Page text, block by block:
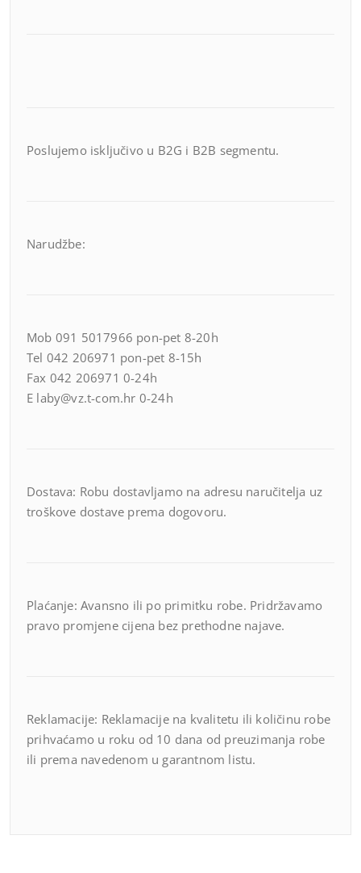
Poslujemo isključivo u B2G i B2B segmentu.
Narudžbe:
Mob 091 5017966 pon-pet 8-20h
Tel 042 206971 pon-pet 8-15h
Fax 042 206971 0-24h
E laby@vz.t-com.hr 0-24h
Dostava: Robu dostavljamo na adresu naručitelja uz
troškove dostave prema dogovoru.
Plaćanje: Avansno ili po primitku robe. Pridržavamo
pravo promjene cijena bez prethodne najave.
Reklamacije: Reklamacije na kvalitetu ili količinu robe
prihvaćamo u roku od 10 dana od preuzimanja robe
ili prema navedenom u garantnom listu.